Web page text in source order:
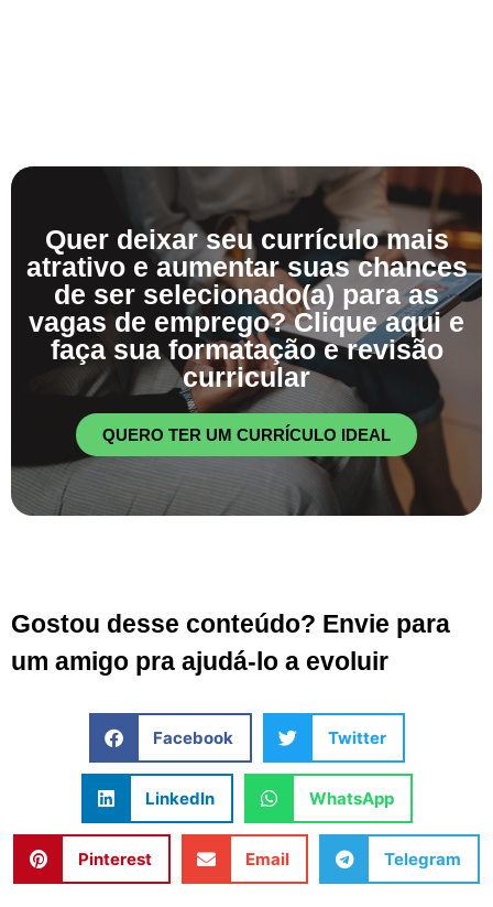
Quer deixar seu currículo mais
atrativo e aumentar suas chances
de ser selecionado(a) para as
vagas de emprego? Clique aqui e
faça sua formatação e revisão
curricular
QUERO TER UM CURRÍCULO IDEAL
Gostou desse conteúdo? Envie para
um amigo pra ajudá-lo a evoluir
Facebook Twitter
LinkedIn WhatsApp
Pinterest Email Telegram